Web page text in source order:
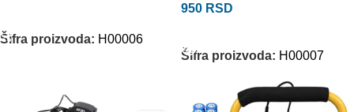
Šifra proizvoda: H00006
950 RSD
Šifra proizvoda: H00007